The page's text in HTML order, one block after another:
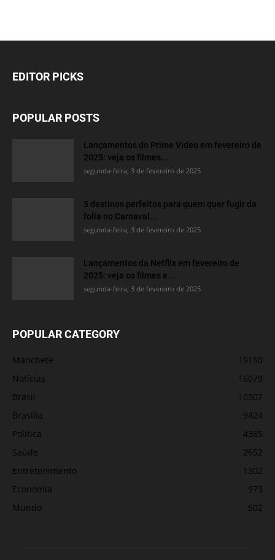
EDITOR PICKS
POPULAR POSTS
Lançamentos do Prime Video em fevereiro de
2025: veja os filmes...
segunda-feira, 3 de fevereiro de 2025
5 destinos perfeitos para quem quer fugir da
folia no Carnaval...
segunda-feira, 3 de fevereiro de 2025
Lançamentos da Netflix em fevereiro de
2025: veja os filmes e...
segunda-feira, 3 de fevereiro de 2025
POPULAR CATEGORY
Manchete
19150
Notícias
16079
Brasil
10307
Brasília
9424
Política
4385
Saúde
2652
Entretenimento
1302
Economia
973
Mundo
502